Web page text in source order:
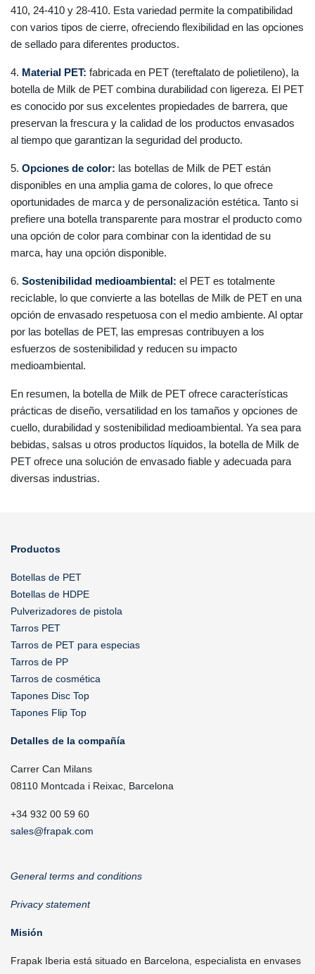
410, 24-410 y 28-410. Esta variedad permite la compatibilidad
con varios tipos de cierre, ofreciendo flexibilidad en las opciones
de sellado para diferentes productos.
4. Material PET: fabricada en PET (tereftalato de polietileno), la
botella de Milk de PET combina durabilidad con ligereza. El PET
es conocido por sus excelentes propiedades de barrera, que
preservan la frescura y la calidad de los productos envasados
al tiempo que garantizan la seguridad del producto.
5. Opciones de color: las botellas de Milk de PET están
disponibles en una amplia gama de colores, lo que ofrece
oportunidades de marca y de personalización estética. Tanto si
prefiere una botella transparente para mostrar el producto como
una opción de color para combinar con la identidad de su
marca, hay una opción disponible.
6. Sostenibilidad medioambiental: el PET es totalmente
reciclable, lo que convierte a las botellas de Milk de PET en una
opción de envasado respetuosa con el medio ambiente. Al optar
por las botellas de PET, las empresas contribuyen a los
esfuerzos de sostenibilidad y reducen su impacto
medioambiental.
En resumen, la botella de Milk de PET ofrece características
prácticas de diseño, versatilidad en los tamaños y opciones de
cuello, durabilidad y sostenibilidad medioambiental. Ya sea para
bebidas, salsas u otros productos líquidos, la botella de Milk de
PET ofrece una solución de envasado fiable y adecuada para
diversas industrias.
Productos
Botellas de PET
Botellas de HDPE
Pulverizadores de pistola
Tarros PET
Tarros de PET para especias
Tarros de PP
Tarros de cosmética
Tapones Disc Top
Tapones Flip Top
Detalles de la compañía
Carrer Can Milans
08110 Montcada i Reixac, Barcelona
+34 932 00 59 60
sales@frapak.com
General terms and conditions
Privacy statement
Misión
Frapak Iberia está situado en Barcelona, especialista en envases